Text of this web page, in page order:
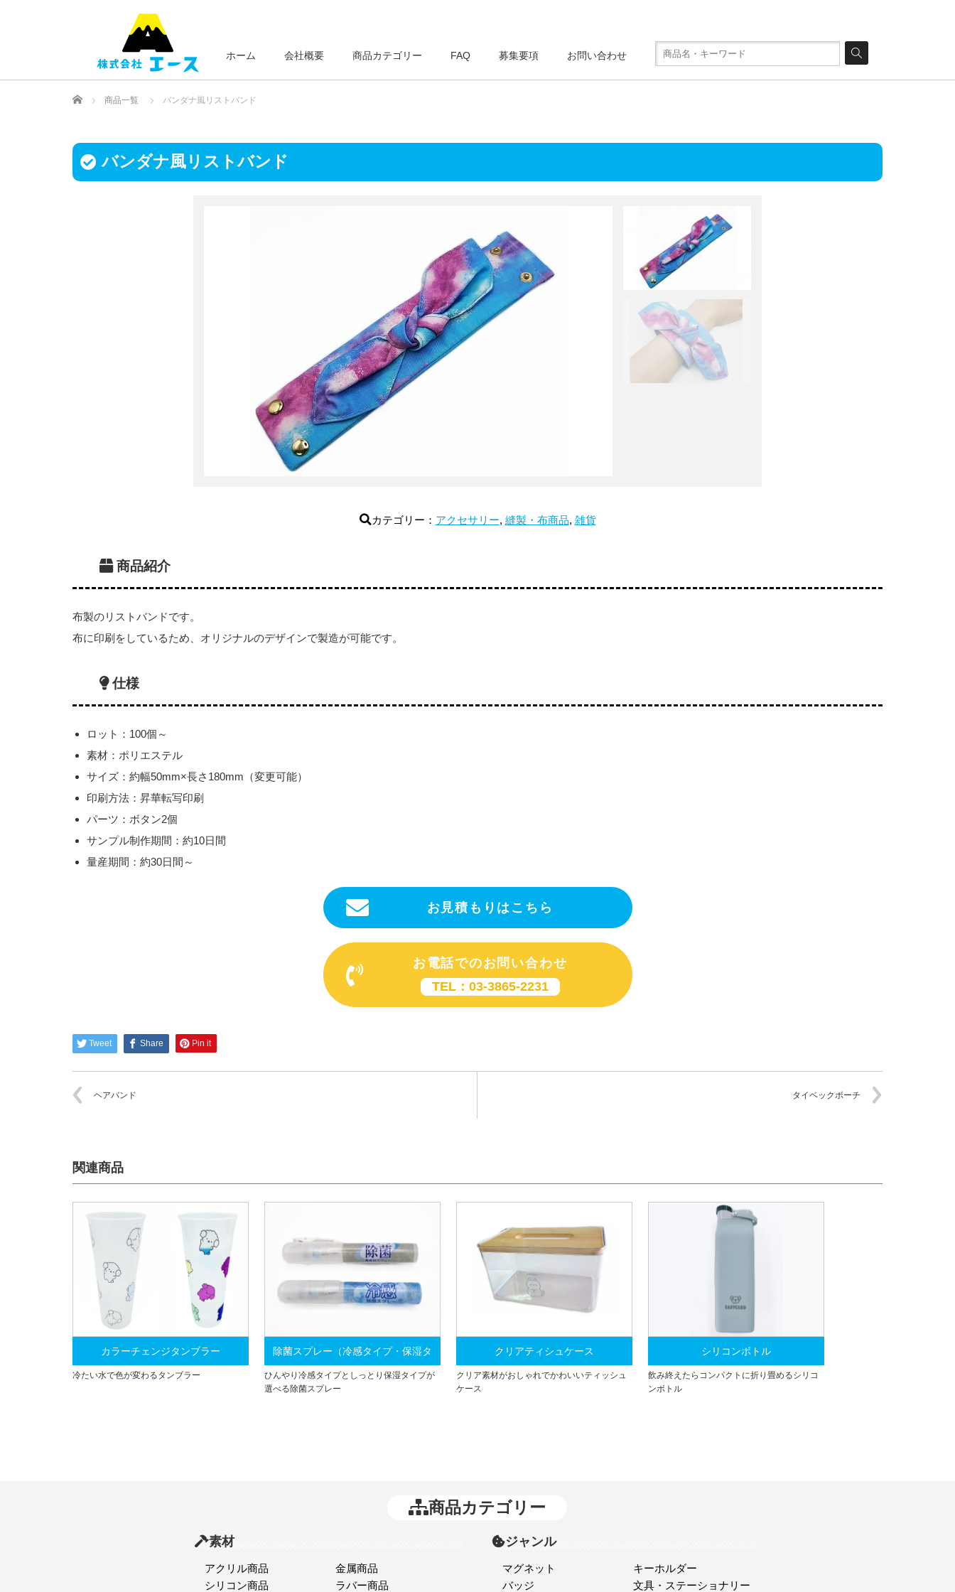
ホーム 会社概要 商品カテゴリー FAQ 募集要項 お問い合わせ
Home 商品一覧 バンダナ風リストバンド
バンダナ風リストバンド
カテゴリー： アクセサリー, 縫製・布商品, 雑貨
商品紹介
布製のリストバンドです。
布に印刷をしているため、オリジナルのデザインで製造が可能です。
仕様
ロット：100個～
素材：ポリエステル
サイズ：約幅50mm×長さ180mm（変更可能）
印刷方法：昇華転写印刷
パーツ：ボタン2個
サンプル制作期間：約10日間
量産期間：約30日間～
お見積もりはこちら
お電話でのお問い合わせ
TEL：03-3865-2231
Tweet Share Pin it
ヘアバンド タイベックポーチ
関連商品
カラーチェンジタンブラー
冷たい水で色が変わるタンブラー
除菌スプレー（冷感タイプ・保湿タ
イプ）
ひんやり冷感タイプとしっとり保湿タイプが
選べる除菌スプレー
クリアティシュケース
クリア素材がおしゃれでかわいいティッシュ
ケース
シリコンボトル
飲み終えたらコンパクトに折り畳めるシリコ
ンボトル
商品カテゴリー
素材
アクリル商品
金属商品
シリコン商品
ラバー商品
ジャンル
マグネット
キーホルダー
バッジ
文具・ステーショナリー